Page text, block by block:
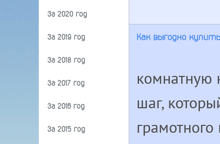
За 2020 год
За 2019 год
За 2018 год
За 2017 год
За 2016 год
За 2015 год
Как выгодно
комнатную
шаг,